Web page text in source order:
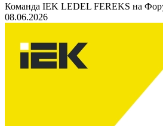
Команда IEK LEDEL FEREKS на
08.06.2026